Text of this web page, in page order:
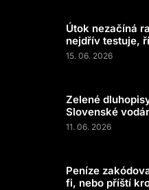
Útok nezačíná
nejdřív testuje,
15. 06. 2026
Zelené
Slovenské
11. 06. 2026
Peníze
fi, nebo příští